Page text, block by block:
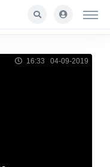
16:33 04-09-2019